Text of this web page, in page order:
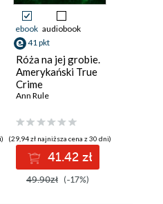
ebook audiobook
41 pkt
Róża na jej grobie.
Amerykański True
Crime
Ann Rule
(29,94 zł najniższa cena z 30 dni)
41.42 zł
49.90zł (-17%)